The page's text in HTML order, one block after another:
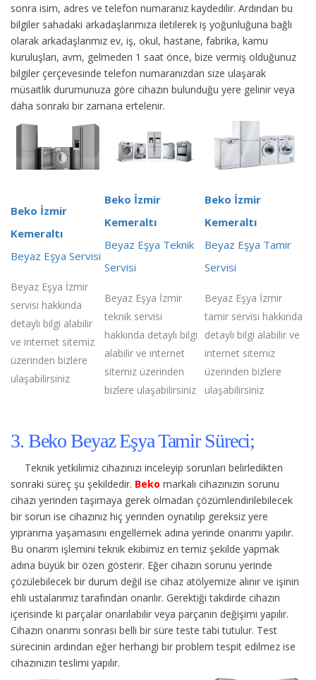
sonra isim, adres ve telefon numaranız kaydedilir. Ardından bu
bilgiler sahadaki arkadaşlarımıza iletilerek iş yoğunluğuna bağlı
olarak arkadaşlarımız ev, iş, okul, hastane, fabrika, kamu
kuruluşları, avm, gelmeden 1 saat önce, bize vermiş olduğunuz
bilgiler çerçevesinde telefon numaranızdan size ulaşarak
müsaitlik durumunuza göre cihazın bulunduğu yere gelinir veya
daha sonraki bir zamana ertelenir.
Beko İzmir
Kemeraltı
Beyaz Eşya Servisi
Beyaz Eşya İzmir
servisi hakkında
detaylı bilgi alabilir
ve internet sitemiz
üzerinden bizlere
ulaşabilirsiniz
Beko İzmir
Kemeraltı
Beyaz Eşya Teknik
Servisi
Beyaz Eşya İzmir
teknik servisi
hakkında detaylı bilgi
alabilir ve internet
sitemiz üzerinden
bizlere ulaşabilirsiniz
Beko İzmir
Kemeraltı
Beyaz Eşya Tamir
Servisi
Beyaz Eşya İzmir
tamir servisi hakkında
detaylı bilgi alabilir ve
internet sitemiz
üzerinden bizlere
ulaşabilirsiniz
3. Beko Beyaz Eşya Tamir Süreci;
Teknik yetkilimiz cihazınızı inceleyip sorunları belirledikten
sonraki süreç şu şekildedir. Beko markalı cihazınızın sorunu
cihazı yerinden taşımaya gerek olmadan çözümlendirilebilecek
bir sorun ise cihazınız hiç yerinden oynatılıp gereksiz yere
yıpranma yaşamasını engellemek adına yerinde onarımı yapılır.
Bu onarım işlemini teknik ekibimiz en temiz şekilde yapmak
adına büyük bir özen gösterir. Eğer cihazın sorunu yerinde
çözülebilecek bir durum değil ise cihaz atölyemize alınır ve işinin
ehli ustalarımız tarafından onarılır. Gerektiği takdirde cihazın
içerisinde ki parçalar onarılabilir veya parçanın değişimi yapılır.
Cihazın onarımı sonrası belli bir süre teste tabi tutulur. Test
sürecinin ardından eğer herhangi bir problem tespit edilmez ise
cihazınızın teslimi yapılır.